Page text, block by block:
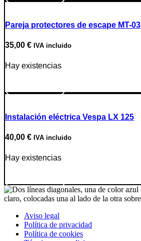
Pareja protectores de escape MT-03
35,00 € IVA incluido
Hay existencias
Instalación eléctrica Vespa LX 125
40,00 € IVA incluido
Hay existencias
Aviso legal
Política de privacidad
Política de cookies